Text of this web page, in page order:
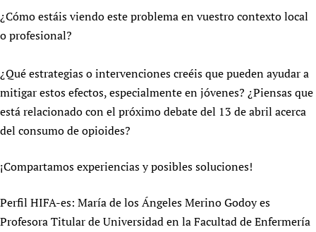
¿Cómo estáis viendo este problema en vuestro contexto local
o profesional?
¿Qué estrategias o intervenciones creéis que pueden ayudar a
mitigar estos efectos, especialmente en jóvenes? ¿Piensas que
está relacionado con el próximo debate del 13 de abril acerca
del consumo de opioides?
¡Compartamos experiencias y posibles soluciones!
Perfil HIFA-es: María de los Ángeles Merino Godoy es
Profesora Titular de Universidad en la Facultad de Enfermería